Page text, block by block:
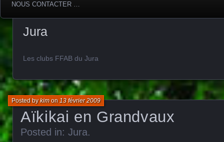
NOUS CONTACTER …
Jura
Les clubs FFAB du Jura
Aïkikai en Grandvaux
Posted bykimon13 février 2009
Posted in: Jura.